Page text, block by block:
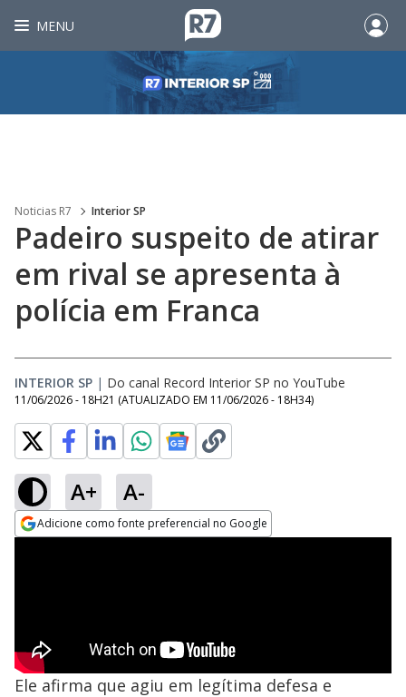
MENU
Noticias R7 Interior SP
Padeiro suspeito de atirar
em rival se apresenta à
polícia em Franca
INTERIOR SP | Do canal Record Interior SP no YouTube
11/06/2026 - 18H21 (ATUALIZADO EM 11/06/2026 - 18H34)
A+ A-
Adicione como fonte preferencial no Google
Ele afirma que agiu em legítima defesa e